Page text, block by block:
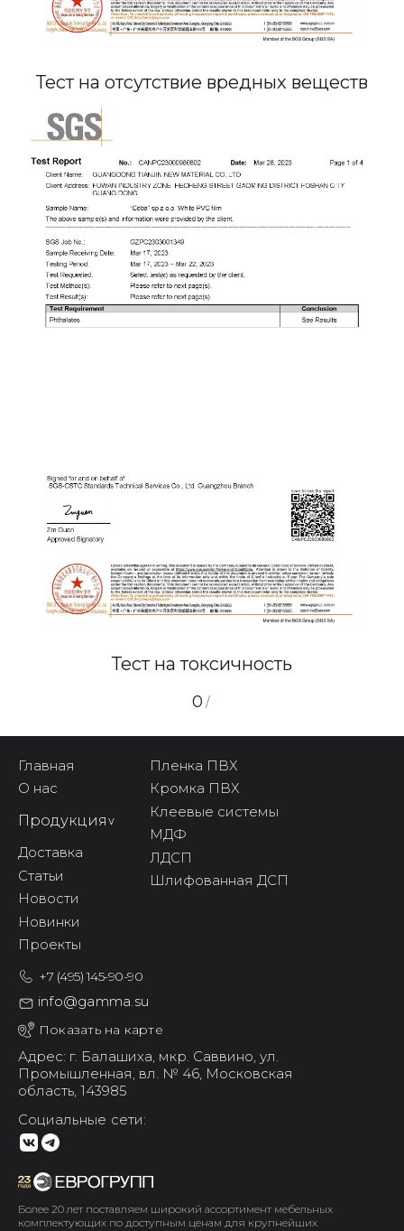
Тест на отсутствие вредных веществ
Тест на токсичность
0 /
Более 20 лет поставляем широкий ассортимент мебельных
комплектующих по доступным ценам для крупнейших
Главная
О нас
Продукция^
Доставка
Статьи
Новости
Новинки
Проекты
Пленка ПВХ
Кромка ПВХ
Клеевые системы
МДФ
ЛДСП
Шлифованная ДСП
+7 (495) 145-90-90
info@gamma.su
Показать на карте
Адрес: г. Балашиха, мкр. Саввино, ул.
Промышленная, вл. № 46, Московская
область, 143985
Социальные сети: